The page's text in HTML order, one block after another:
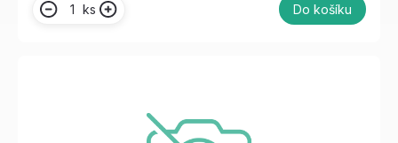
ks Do košíku